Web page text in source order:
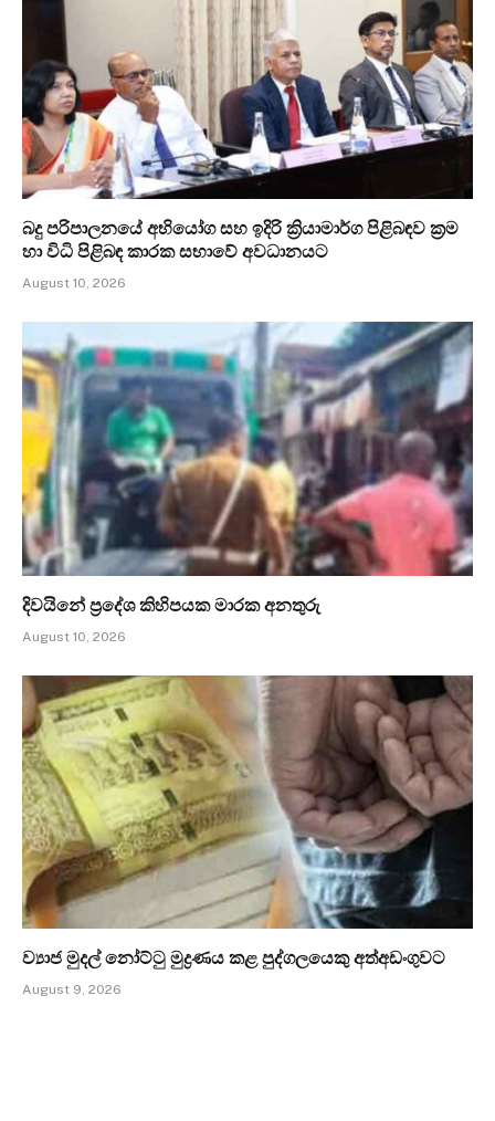
බදු පරිපාලනයේ අභියෝග සහ ඉදිරි ක්‍රියාමාර්ග පිළිබඳව ක්‍රම
හා විධි පිළිබඳ කාරක සභාවේ අවධානයට
August 10, 2026
දිවයිනේ ප්‍රදේශ කිහිපයක මාරක අනතුරු
August 10, 2026
ව්‍යාජ මුදල් නෝට්ටු මුද්‍රණය කළ පුද්ගලයෙකු අත්අඩංගුවට
August 9, 2026